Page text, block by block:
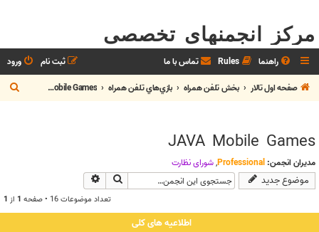
مرکز انجمنهای تخصصی
راهنما Rules تماس با ما ورود
ثبت نام
صفحه اول تالار
بخش تلفن همراه بازي‌هاي تلفن همراه JAVA Mobile Games
س
JAVA Mobile Games
مدیران انجمن: Professional
,شوراي نظارت
موضوع جدید جستجو
تعداد موضوعات 16 • صفحه 1 از 1
اطلاعیه های کلی